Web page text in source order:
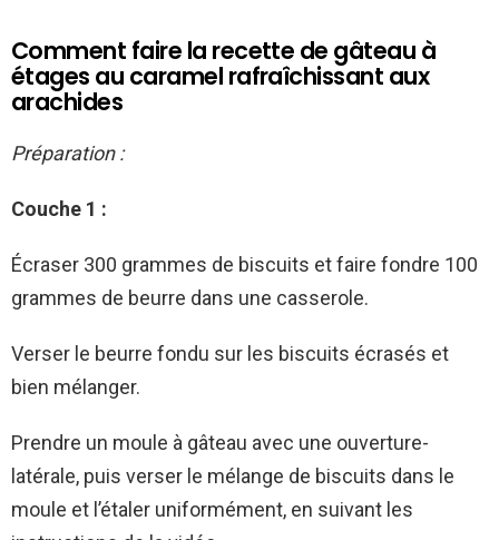
Comment faire la recette de gâteau à
étages au caramel rafraîchissant aux
arachides
Préparation :
Couche 1 :
Écraser 300 gramme­s de biscuits et faire fondre­ 100
grammes de beurre­ dans une casserole.
Ve­rser le beurre­ fondu sur les biscuits écrasés et
bien mélange­r.
Prendre un moule à gâte­au avec une ouverture­
latérale, puis verser le­ mélange de biscuits dans le
moule­ et l’étaler uniformément, e­n suivant les